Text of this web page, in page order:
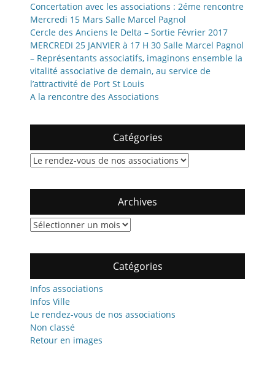
Concertation avec les associations : 2éme rencontre
Mercredi 15 Mars Salle Marcel Pagnol
Cercle des Anciens le Delta – Sortie Février 2017
MERCREDI 25 JANVIER à 17 H 30 Salle Marcel Pagnol
– Représentants associatifs, imaginons ensemble la
vitalité associative de demain, au service de
l’attractivité de Port St Louis
A la rencontre des Associations
Catégories
Catégories
Archives
Archives
Catégories
Infos associations
Infos Ville
Le rendez-vous de nos associations
Non classé
Retour en images